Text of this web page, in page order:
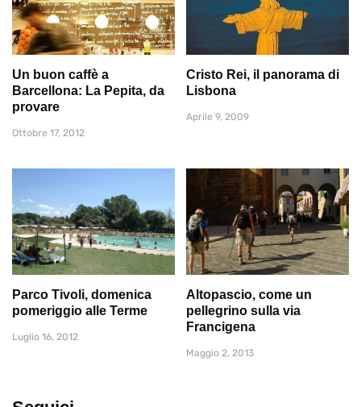
Un buon caffè a
Barcellona: La Pepita, da
provare
Ottobre 17, 2012
Cristo Rei, il panorama di
Lisbona
Aprile 9, 2009
Parco Tivoli, domenica
pomeriggio alle Terme
Luglio 16, 2012
Altopascio, come un
pellegrino sulla via
Francigena
Maggio 2, 2013